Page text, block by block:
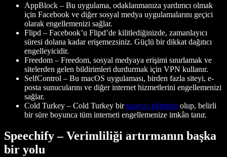
AppBlock – Bu uygulama, odaklanmanıza yardımcı olmak
için Facebook ve diğer sosyal medya uygulamalarını geçici
olarak engellemenizi sağlar.
Flipd – Facebook’u Flipd’de kilitlediğinizde, zamanlayıcı
süresi dolana kadar erişemezsiniz. Güçlü bir dikkat dağıtıcı
engelleyicidir.
Freedom – Freedom, sosyal medyaya erişimi sınırlamak ve
sitelerden gelen bildirimleri durdurmak için VPN kullanır.
SelfControl – Bu macOS uygulaması, birden fazla siteyi, e-
posta sunucularını ve diğer internet hizmetlerini engellemenizi
sağlar.
Cold Turkey – Cold Turkey birtarayıcı eklentisi olup, belirli
bir süre boyunca tüm interneti engellemenize imkân tanır.
Speechify – Verimliliği artırmanın başka
bir yolu